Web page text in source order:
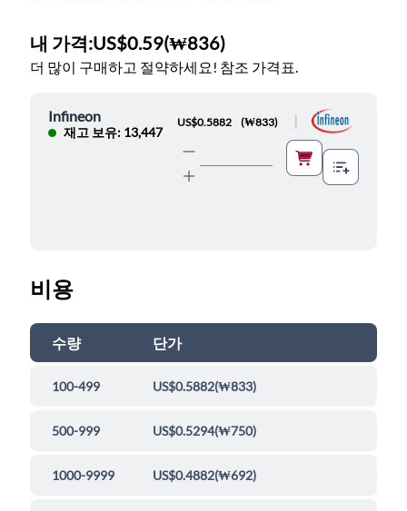
내 가격:US$0.59(₩836)
더 많이 구매하고 절약하세요! 참조 가격표.
Infineon
재고 보유: 13,447
US$0.5882 (₩833)
비용
수량 단가
100-499 US$0.5882(₩833)
500-999 US$0.5294(₩750)
1000-9999 US$0.4882(₩692)